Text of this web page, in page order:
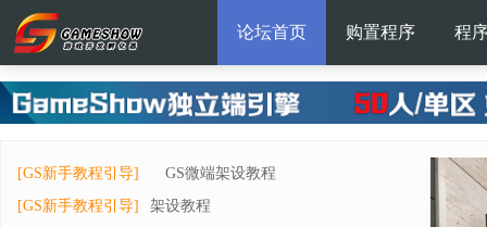
论坛首页 购置程序 程
[GS新手教程引导]
GS微端架设教程
[GS新手教程引导]
架设教程